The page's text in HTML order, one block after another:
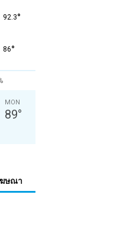
92.3°
86°
MON
89°
ษณา